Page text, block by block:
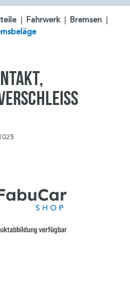
| Fahrwerk | Bremsen |